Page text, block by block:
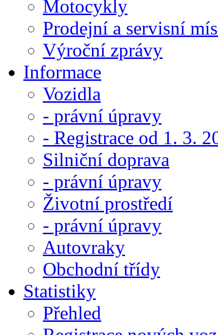
Motocykly
Prodejní a servisní
Výroční zprávy
Informace
Vozidla
- právní úpravy
- Registrace od 1. 3.
Silniční doprava
- právní úpravy
Životní prostředí
- právní úpravy
Autovraky
Obchodní třídy
Statistiky
Přehled